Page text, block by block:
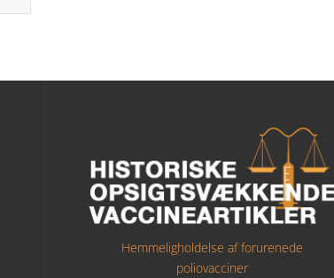
Hemmeligholdelse af forurenede
poliovacciner